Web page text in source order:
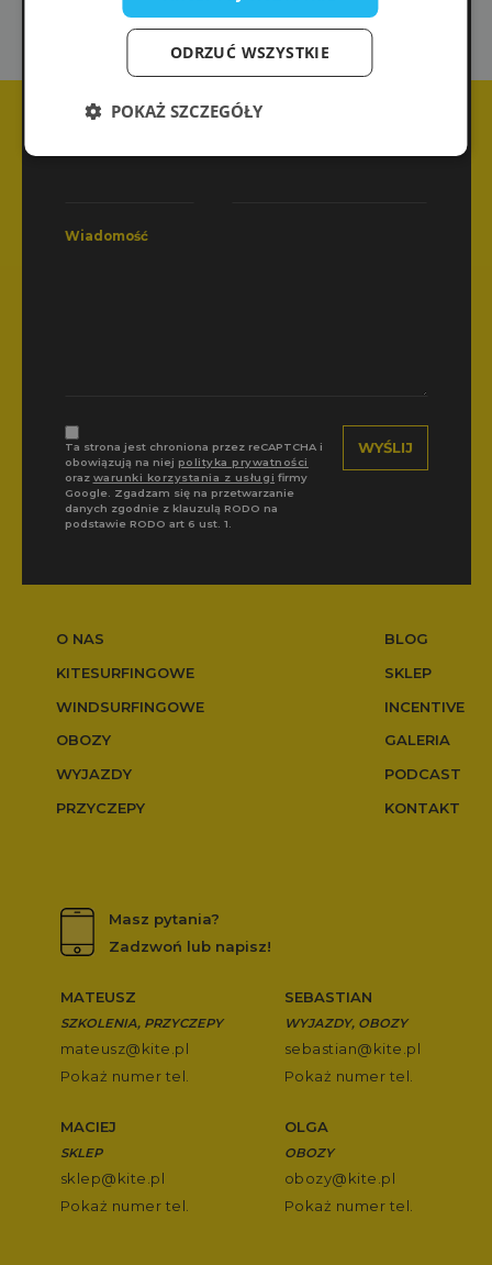
O NAS
KITESURFINGOWE
WINDSURFINGOWE
OBOZY
WYJAZDY
PRZYCZEPY
BLOG
SKLEP
INCENTIVE
GALERIA
PODCAST
KONTAKT
Masz pytania?
Zadzwoń lub napisz!
MATEUSZ
SZKOLENIA, PRZYCZEPY
mateusz@kite.pl
Pokaż numer tel.
MACIEJ
SKLEP
sklep@kite.pl
Pokaż numer tel.
SEBASTIAN
WYJAZDY, OBOZY
sebastian@kite.pl
Pokaż numer tel.
OLGA
OBOZY
obozy@kite.pl
Pokaż numer tel.
Wiadomość
Ta strona jest chroniona przez reCAPTCHA i
obowiązują na niej polityka prywatności
oraz warunki korzystania z usługi firmy
Google. Zgadzam się na przetwarzanie
danych zgodnie z klauzulą RODO na
podstawie RODO art 6 ust. 1.
ODRZUĆ WSZYSTKIE
POKAŻ SZCZEGÓŁY